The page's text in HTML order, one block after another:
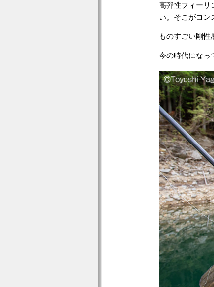
高弾性フィーリ
い。そこがコン
ものすごい剛性
今の時代になっ